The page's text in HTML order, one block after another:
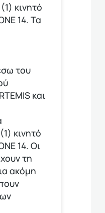
κινητό
14. Τα
του
και
κινητό
14. Οι
τη
ακόμη